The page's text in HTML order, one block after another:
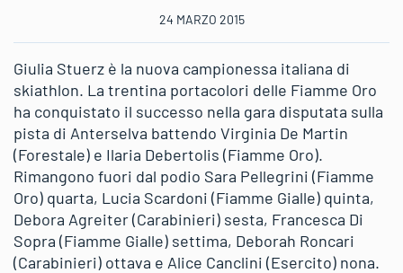
24 MARZO 2015
Giulia Stuerz è la nuova campionessa italiana di
skiathlon. La trentina portacolori delle Fiamme Oro
ha conquistato il successo nella gara disputata sulla
pista di Anterselva battendo Virginia De Martin
(Forestale) e Ilaria Debertolis (Fiamme Oro).
Rimangono fuori dal podio Sara Pellegrini (Fiamme
Oro) quarta, Lucia Scardoni (Fiamme Gialle) quinta,
Debora Agreiter (Carabinieri) sesta, Francesca Di
Sopra (Fiamme Gialle) settima, Deborah Roncari
(Carabinieri) ottava e Alice Canclini (Esercito) nona.